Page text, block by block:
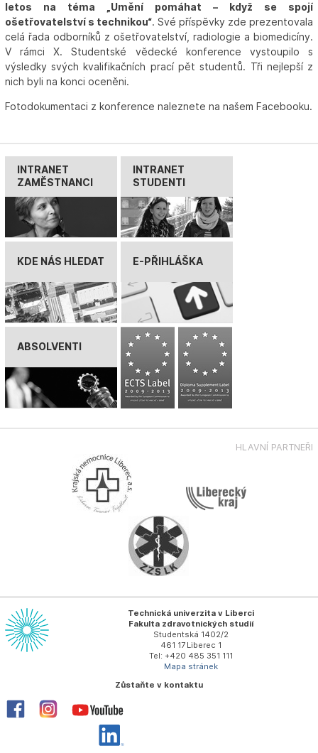
letos na téma „Umění pomáhat – když se spojí
ošetřovatelství s technikou“. Své příspěvky zde prezentovala
celá řada odborníků z ošetřovatelství, radiologie a biomedicíny.
V rámci X. Studentské vědecké konference vystoupilo s
výsledky svých kvalifikačních prací pět studentů. Tři nejlepší z
nich byli na konci oceněni.
Fotodokumentaci z konference naleznete na našem Facebooku.
INTRANET
ZAMĚSTNANCI
INTRANET
STUDENTI
KDE NÁS HLEDAT E-PŘIHLÁŠKA
ABSOLVENTI
HLAVNÍ PARTNEŘI
Technická univerzita v Liberci
Fakulta zdravotnických studií
Studentská 1402/2
461 17 Liberec 1
Tel: +420 485 351 111
Mapa stránek
Zůstaňte v kontaktu